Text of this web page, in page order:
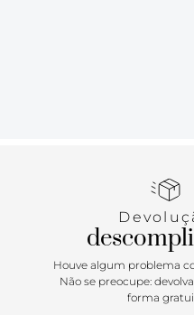
Houve algum problema
Não se preocupe:
forma